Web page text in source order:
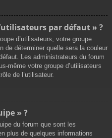
par défaut » ?
d’utilisateurs, votre groupe
de déterminer quelle sera la couleur
Les administrateurs du forum
même votre groupe d’utilisateurs
de l’utilisateur.
» ?
du forum que sont les
plus de quelques informations